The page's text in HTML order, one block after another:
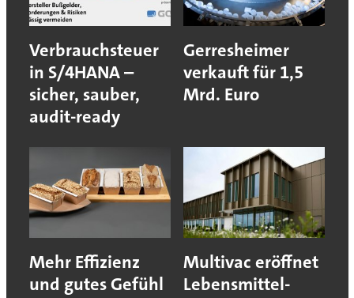
Verbrauchsteuer
in S/4HANA –
sicher, sauber,
audit-ready
Gerresheimer
verkauft für 1,5
Mrd. Euro
Mehr Effizienz
und gutes Gefühl
Multivac eröffnet
Lebensmittel-